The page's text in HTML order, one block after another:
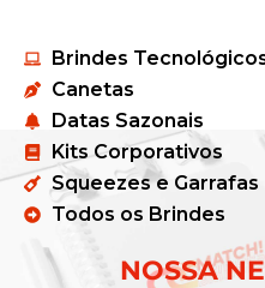
Brindes
Canetas
Datas Sazonais
Kits Corporativos
Squeezes e Garrafas
Todos os Brindes
NOSSA